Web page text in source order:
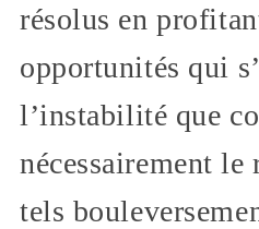
résolus en
opportunités qui
l’instabilité que
nécessairement le
tels